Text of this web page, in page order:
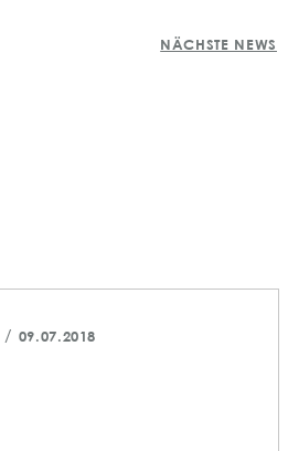
teilen
NÄCHSTE NEWS
/ 09.07.2018